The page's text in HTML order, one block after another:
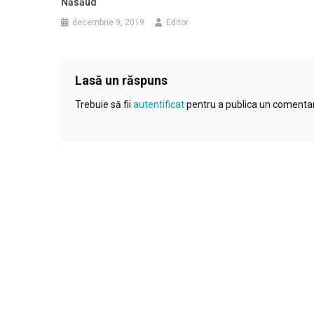
decembrie 9, 2019 Editor
Lasă un răspuns
Trebuie să fii autentificatpentru a publica un